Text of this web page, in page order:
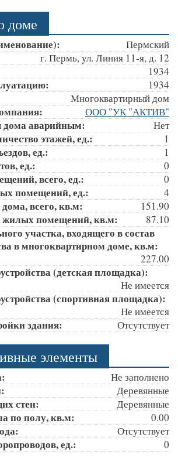
доме
Пермский
г. Пермь, ул. Линия 11-я, д. 12
1934
1934
Многоквартирный дом
ООО "УК "АКТИВ"
дома аварийным: Нет
этажей, ед.: 1
ед.: 1
ед.: 0
всего, ед.: 0
помещений, ед.: 4
всего, кв.м: 151.90
помещений, кв.м: 87.10
участка, входящего в состав
в многоквартирном доме, кв.м:
227.00
(детская площадка):
Не имеется
(спортивная площадка):
Не имеется
здания: Отсутствует
элементы
Не заполнено
Деревянные
стен: Деревянные
по полу, кв.м: 0.00
Отсутствует
ед.: 0